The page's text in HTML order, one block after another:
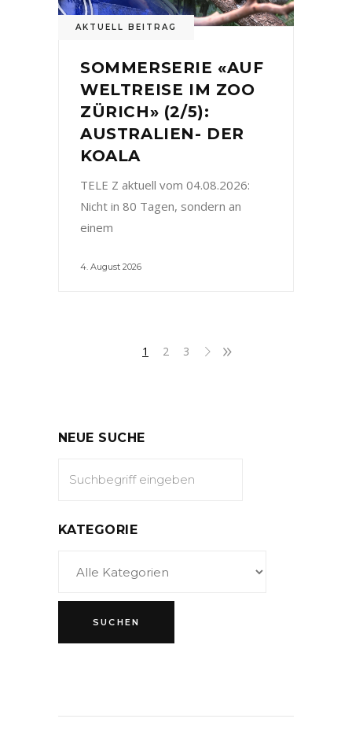
AKTUELL BEITRAG
SOMMERSERIE «AUF
WELTREISE IM ZOO
ZÜRICH» (2/5):
AUSTRALIEN- DER
KOALA
TELE Z aktuell vom 04.08.2026:
Nicht in 80 Tagen, sondern an
einem
4. August 2026
1 2 3
NEUE SUCHE
KATEGORIE